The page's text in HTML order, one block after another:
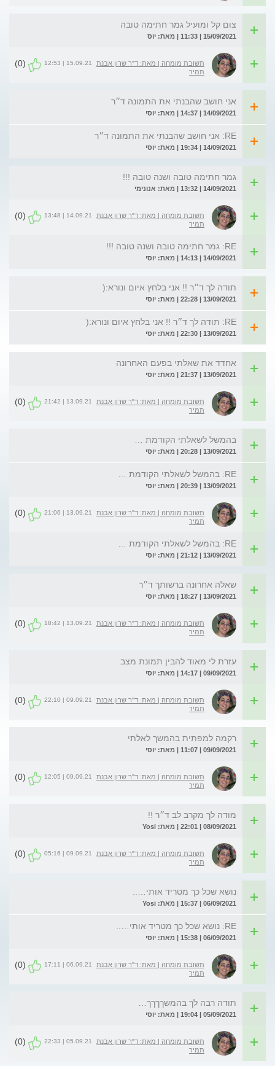
צום קל ומועיל גמר חתימה טובה
15/09/2021 | 11:33 | מאת: יוס
תשובת מומחה | מאת: ד"ר שרון אבנת
תמיר
15.09.21 | 12:53
(0)
אני חושב שהבנתי את התמונה ד״ר
14/09/2021 | 14:37 | מאת: יוסי
RE: אני חושב שהבנתי את התמונה ד״ר
14/09/2021 | 19:34 | מאת: יוסי
גמר חתימה טובה ושנה טובה !!!
14/09/2021 | 13:32 | מאת: אנונימי
תשובת מומחה | מאת: ד"ר שרון אבנת
תמיר
14.09.21 | 13:48
(0)
RE: גמר חתימה טובה ושנה טובה !!!
14/09/2021 | 14:13 | מאת: יוסי
תודה לך ד״ר !! אני בלחץ איום ונורא:(
13/09/2021 | 22:28 | מאת: יוסי
RE: תודה לך ד״ר !! אני בלחץ איום ונורא:(
13/09/2021 | 22:30 | מאת: יוסי
אחדד את שאלתי בפעם האחרונה
13/09/2021 | 21:37 | מאת: יוסי
תשובת מומחה | מאת: ד"ר שרון אבנת
תמיר
13.09.21 | 21:42
(0)
בהמשל לשאלתי הקודמת …
13/09/2021 | 20:28 | מאת: יוסי
RE: בהמשל לשאלתי הקודמת …
13/09/2021 | 20:39 | מאת: יוסי
תשובת מומחה | מאת: ד"ר שרון אבנת
תמיר
13.09.21 | 21:06
(0)
RE: בהמשל לשאלתי הקודמת …
13/09/2021 | 21:12 | מאת: יוסי
שאלה אחרונה ברשותך ד״ר
13/09/2021 | 18:27 | מאת: יוסי
תשובת מומחה | מאת: ד"ר שרון אבנת
תמיר
13.09.21 | 18:42
(0)
עזרת לי מאוד להבין תמונת מצב
09/09/2021 | 14:17 | מאת: יוסי
תשובת מומחה | מאת: ד"ר שרון אבנת
תמיר
09.09.21 | 22:10
(0)
רקמה למפתית בהמשך לאלתי
09/09/2021 | 11:07 | מאת: יוסי
תשובת מומחה | מאת: ד"ר שרון אבנת
תמיר
09.09.21 | 12:05
(0)
מודה לך מקרב לב ד״ר !!
08/09/2021 | 22:01 | מאת: Yosi
תשובת מומחה | מאת: ד"ר שרון אבנת
תמיר
09.09.21 | 05:16
(0)
נושא שכל כך מטריד אותי…..
06/09/2021 | 15:37 | מאת: Yosi
RE: נושא שכל כך מטריד אותי…..
06/09/2021 | 15:38 | מאת: יוסי
תשובת מומחה | מאת: ד"ר שרון אבנת
תמיר
06.09.21 | 17:11
(0)
תודה רבה לך בהמשךךךך…
05/09/2021 | 19:04 | מאת: יוסי
תשובת מומחה | מאת: ד"ר שרון אבנת
תמיר
05.09.21 | 22:33
(0)